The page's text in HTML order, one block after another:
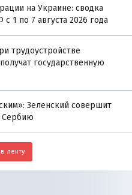
на Украине: сводка
1 по 7 августа 2026 года
трудоустройстве
государственную
Зеленский совершит
Сербию
ленту